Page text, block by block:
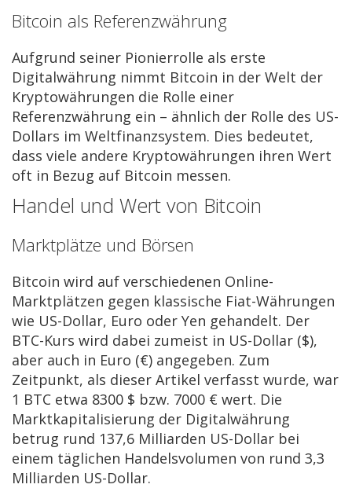
Bitcoin als Referenzwährung
Aufgrund seiner Pionierrolle als erste
Digitalwährung nimmt Bitcoin in der Welt der
Kryptowährungen die Rolle einer
Referenzwährung ein – ähnlich der Rolle des US-
Dollars im Weltfinanzsystem. Dies bedeutet,
dass viele andere Kryptowährungen ihren Wert
oft in Bezug auf Bitcoin messen.
Handel und Wert von Bitcoin
Marktplätze und Börsen
Bitcoin wird auf verschiedenen Online-
Marktplätzen gegen klassische Fiat-Währungen
wie US-Dollar, Euro oder Yen gehandelt. Der
BTC-Kurs wird dabei zumeist in US-Dollar ($),
aber auch in Euro (€) angegeben. Zum
Zeitpunkt, als dieser Artikel verfasst wurde, war
1 BTC etwa 8300 $ bzw. 7000 € wert. Die
Marktkapitalisierung der Digitalwährung
betrug rund 137,6 Milliarden US-Dollar bei
einem täglichen Handelsvolumen von rund 3,3
Milliarden US-Dollar.